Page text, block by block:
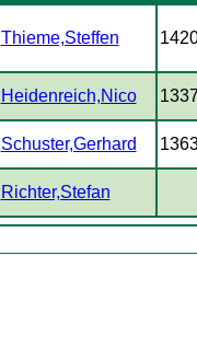
Thieme,Steffen
Heidenreich,Nico
Schuster,Gerhard
Richter,Stefan